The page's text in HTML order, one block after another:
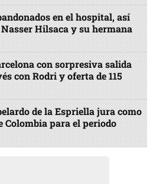
en el hospital, así
Hilsaca y su hermana
con sorpresiva salida
con Rodri y oferta de 115
de la Espriella jura como
Colombia para el periodo